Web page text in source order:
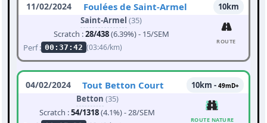
11/02/2024 Foulées de Saint-Armel
10km
Saint-Armel (35)
Scratch :28/438(6.39%) - 15/SEM
Perf : 00:37:42 (03:46/km)
ROUTE
04/02/2024 Tout Betton Court 10km - 49mD+
Betton (35)
Scratch :54/1318(4.1%) - 28/SEM
ROUTE NATURE